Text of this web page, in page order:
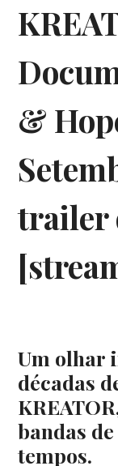
&
trailer
Um olhar
décadas
bandas
tempos.